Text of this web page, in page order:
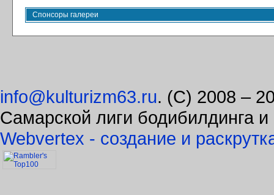
Спонсоры галереи
info@kulturizm63.ru. (C) 2008 –
Самарской лиги бодибилдинга
Webvertex - создание и